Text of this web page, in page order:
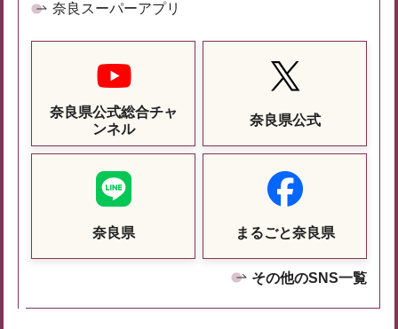
奈良スーパーアプリ
奈良県公式総合チャ
ンネル
奈良県公式
奈良県 まるごと奈良県
その他のSNS一覧